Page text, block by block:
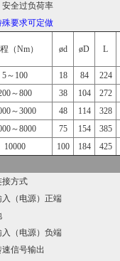
过负荷率
殊要求可定做
（Nm） ød øD L
5～100
18 84 224
～800
38 104 272
～3000
48 114 328
～8000
75 154 385
10000
100 184 425
方式
电源）正端
电源）负端
信号输出